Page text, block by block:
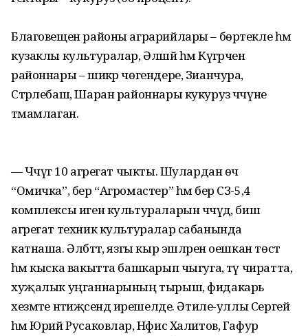
Благовещен районы аграрийлары – бөртекле һәм
кузаклы культуралар, Әлшәй һәм Күгәрчен
районнары – шикәр чөгендере, Зианчура,
Стәрлебаш, Шаран районнары кукуруз чәчүне
тәмамлаган.
— Чәчүгә 10 агрегат чыкты. Шулардан өч
“Омичка”, бер “Агромастер” һәм бер СЗ-5,4
комплексы иген культураларын чәчүдә, биш
агрегат техник культуралар сабанында
катнаша. Әлбәттә, язгы кыр эшләрен оешкан төстә
һәм кыска вакытта башкарып чыгуга, тәү чиратта,
хуҗалык уңганна­рының тырыш, фидакарь
хезмәте нәтиҗәсендә ирешелде. Әтиле-уллы Сергей
һәм Юрий Русаковлар, Нәфис Халитов, Гафур